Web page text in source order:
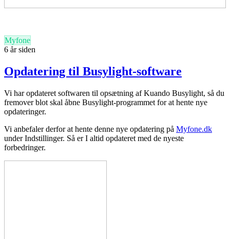
Myfone
6 år siden
Opdatering til Busylight-software
Vi har opdateret softwaren til opsætning af Kuando Busylight, så du
fremover blot skal åbne Busylight-programmet for at hente nye
opdateringer.
Vi anbefaler derfor at hente denne nye opdatering på Myfone.dk
under Indstillinger. Så er I altid opdateret med de nyeste
forbedringer.